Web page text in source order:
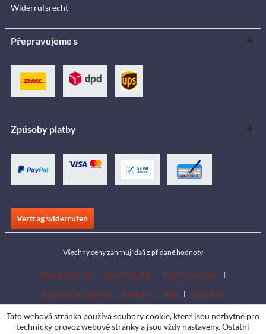
Widerrufsrecht
Přepravujeme s
Způsoby platby
Vertrag widerrufen
Všechny ceny zahrnují daň z přidané hodnoty
Download area Händlersuche
Händler werden
Katalogy ke stažení
Kontakt Jobs Standorte
Tato webová stránka používá soubory cookie, které jsou nezbytné pro
technický provoz webové stránky a jsou vždy nastaveny. Ostatní